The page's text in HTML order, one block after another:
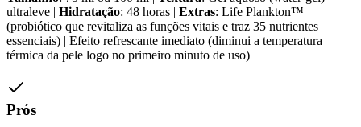
ultraleve | Hidratação: 48 horas | Extras: Life Plankton™
(probiótico que revitaliza as funções vitais e traz 35 nutrientes
essenciais) | Efeito refrescante imediato (diminui a temperatura
térmica da pele logo no primeiro minuto de uso)
Prós